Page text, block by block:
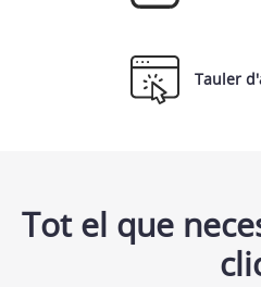
Tauler
Tot el que